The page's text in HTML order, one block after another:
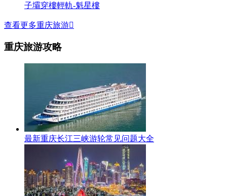
子壩穿樓輕軌-魁星樓
查看更多重庆旅游
重庆旅游攻略
最新重庆长江三峡游轮常见问题大全